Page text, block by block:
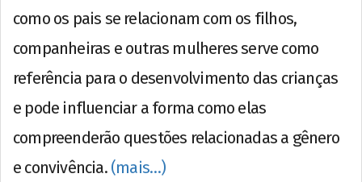
como os pais se relacionam com os filhos,
companheiras e outras mulheres serve como
referência para o desenvolvimento das crianças
e pode influenciar a forma como elas
compreenderão questões relacionadas a gênero
e convivência. (mais…)